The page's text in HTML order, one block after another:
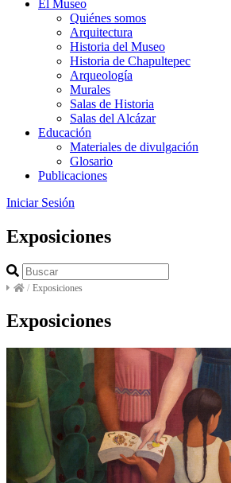
El Museo
Quiénes somos
Arquitectura
Historia del Museo
Historia de Chapultepec
Arqueología
Murales
Salas de Historia
Salas del Alcázar
Educación
Materiales de divulgación
Glosario
Publicaciones
Iniciar Sesión
Exposiciones
/ Exposiciones
Exposiciones